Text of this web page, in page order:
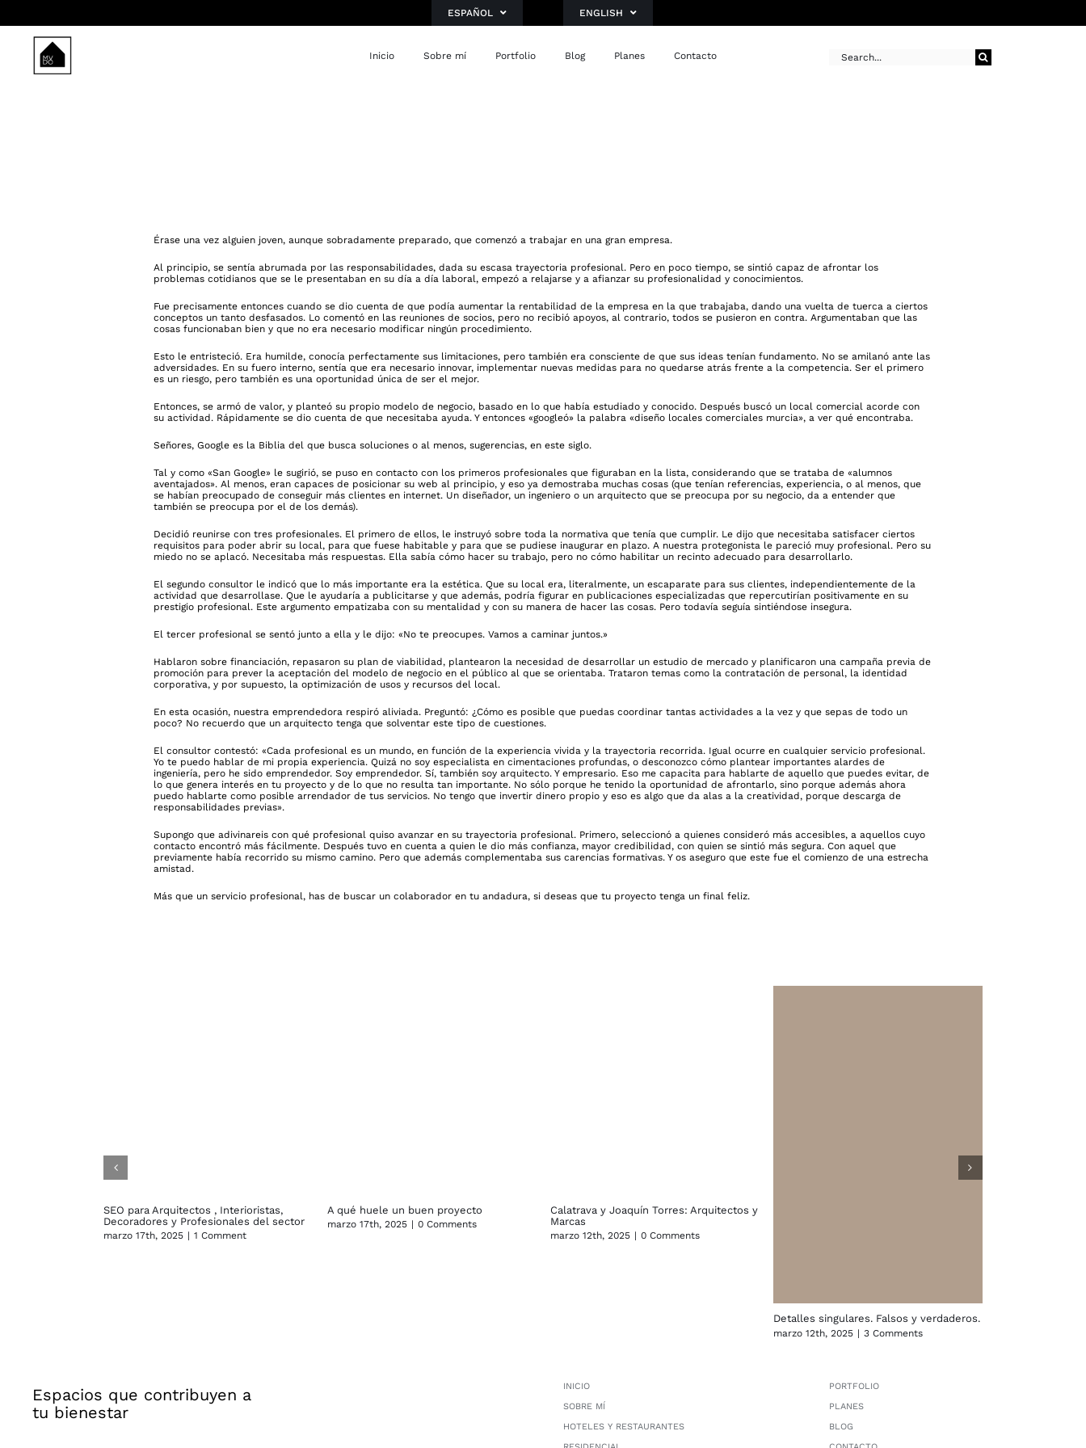
contenido
ESPAÑOL ENGLISH
Inicio Sobre mí Portfolio Blog Planes Contacto Buscar:
Érase una vez alguien joven, aunque sobradamente preparado, que comenzó a trabajar en una gran empresa.
Al principio, se sentía abrumada por las responsabilidades, dada su escasa trayectoria profesional. Pero en poco tiempo, se sintió capaz de afrontar los
problemas cotidianos que se le presentaban en su día a día laboral, empezó a relajarse y a afianzar su profesionalidad y conocimientos.
Fue precisamente entonces cuando se dio cuenta de que podía aumentar la rentabilidad de la empresa en la que trabajaba, dando una vuelta de tuerca a ciertos
conceptos un tanto desfasados. Lo comentó en las reuniones de socios, pero no recibió apoyos, al contrario, todos se pusieron en contra. Argumentaban que las
cosas funcionaban bien y que no era necesario modificar ningún procedimiento.
Esto le entristeció. Era humilde, conocía perfectamente sus limitaciones, pero también era consciente de que sus ideas tenían fundamento. No se amilanó ante las
adversidades. En su fuero interno, sentía que era necesario innovar, implementar nuevas medidas para no quedarse atrás frente a la competencia. Ser el primero
es un riesgo, pero también es una oportunidad única de ser el mejor.
Entonces, se armó de valor, y planteó su propio modelo de negocio, basado en lo que había estudiado y conocido. Después buscó un local comercial acorde con
su actividad. Rápidamente se dio cuenta de que necesitaba ayuda. Y entonces «googleó» la palabra «diseño locales comerciales murcia», a ver qué encontraba.
Señores, Google es la Biblia del que busca soluciones o al menos, sugerencias, en este siglo.
Tal y como «San Google» le sugirió, se puso en contacto con los primeros profesionales que figuraban en la lista, considerando que se trataba de «alumnos
aventajados». Al menos, eran capaces de posicionar su web al principio, y eso ya demostraba muchas cosas (que tenían referencias, experiencia, o al menos, que
se habían preocupado de conseguir más clientes en internet. Un diseñador, un ingeniero o un arquitecto que se preocupa por su negocio, da a entender que
también se preocupa por el de los demás).
Decidió reunirse con tres profesionales. El primero de ellos, le instruyó sobre toda la normativa que tenía que cumplir. Le dijo que necesitaba satisfacer ciertos
requisitos para poder abrir su local, para que fuese habitable y para que se pudiese inaugurar en plazo. A nuestra protegonista le pareció muy profesional. Pero su
miedo no se aplacó. Necesitaba más respuestas. Ella sabía cómo hacer su trabajo, pero no cómo habilitar un recinto adecuado para desarrollarlo.
El segundo consultor le indicó que lo más importante era la estética. Que su local era, literalmente, un escaparate para sus clientes, independientemente de la
actividad que desarrollase. Que le ayudaría a publicitarse y que además, podría figurar en publicaciones especializadas que repercutirían positivamente en su
prestigio profesional. Este argumento empatizaba con su mentalidad y con su manera de hacer las cosas. Pero todavía seguía sintiéndose insegura.
El tercer profesional se sentó junto a ella y le dijo: «No te preocupes. Vamos a caminar juntos.»
Hablaron sobre financiación, repasaron su plan de viabilidad, plantearon la necesidad de desarrollar un estudio de mercado y planificaron una campaña previa de
promoción para prever la aceptación del modelo de negocio en el público al que se orientaba. Trataron temas como la contratación de personal, la identidad
corporativa, y por supuesto, la optimización de usos y recursos del local.
En esta ocasión, nuestra emprendedora respiró aliviada. Preguntó: ¿Cómo es posible que puedas coordinar tantas actividades a la vez y que sepas de todo un
poco? No recuerdo que un arquitecto tenga que solventar este tipo de cuestiones.
El consultor contestó: «Cada profesional es un mundo, en función de la experiencia vivida y la trayectoria recorrida. Igual ocurre en cualquier servicio profesional.
Yo te puedo hablar de mi propia experiencia. Quizá no soy especialista en cimentaciones profundas, o desconozco cómo plantear importantes alardes de
ingeniería, pero he sido emprendedor. Soy emprendedor. Sí, también soy arquitecto. Y empresario. Eso me capacita para hablarte de aquello que puedes evitar, de
lo que genera interés en tu proyecto y de lo que no resulta tan importante. No sólo porque he tenido la oportunidad de afrontarlo, sino porque además ahora
puedo hablarte como posible arrendador de tus servicios. No tengo que invertir dinero propio y eso es algo que da alas a la creatividad, porque descarga de
responsabilidades previas».
Supongo que adivinareis con qué profesional quiso avanzar en su trayectoria profesional. Primero, seleccionó a quienes consideró más accesibles, a aquellos cuyo
contacto encontró más fácilmente. Después tuvo en cuenta a quien le dio más confianza, mayor credibilidad, con quien se sintió más segura. Con aquel que
previamente había recorrido su mismo camino. Pero que además complementaba sus carencias formativas. Y os aseguro que este fue el comienzo de una estrecha
amistad.
Más que un servicio profesional, has de buscar un colaborador en tu andadura, si deseas que tu proyecto tenga un final feliz.
SEO para Arquitectos , Interioristas,
Decoradores y Profesionales del sector
marzo 17th, 2025 | 1 Comment
A qué huele un buen proyecto
marzo 17th, 2025 | 0 Comments
Calatrava y Joaquín Torres: Arquitectos y
Marcas
marzo 12th, 2025 | 0 Comments
Detalles singulares. Falsos y verdaderos.
marzo 12th, 2025 | 3 Comments
Espacios que contribuyen a
tu bienestar
INICIO
SOBRE MÍ
HOTELES Y RESTAURANTES
PORTFOLIO
PLANES
BLOG